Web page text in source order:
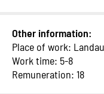
Other information:
Place of work:
Work time: 5-8
Remuneration: 18